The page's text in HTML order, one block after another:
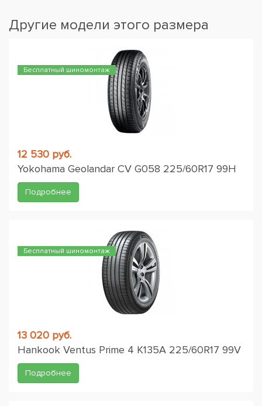
Другие модели этого размера
Бесплатный шиномонтаж
12 530 руб.
Yokohama Geolandar CV G058 225/60R17 99H
Подробнее
Бесплатный шиномонтаж
13 020 руб.
Hankook Ventus Prime 4 K135A 225/60R17 99V
Подробнее